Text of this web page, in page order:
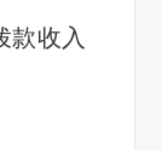
款收入